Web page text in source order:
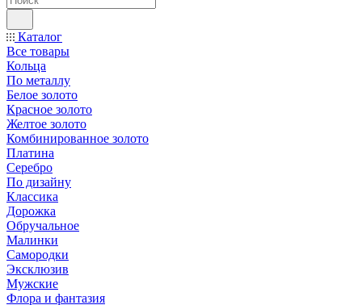
Каталог
Все товары
Кольца
По металлу
Белое золото
Красное золото
Желтое золото
Комбинированное золото
Платина
Серебро
По дизайну
Классика
Дорожка
Обручальное
Малинки
Самородки
Эксклюзив
Мужские
Флора и фантазия